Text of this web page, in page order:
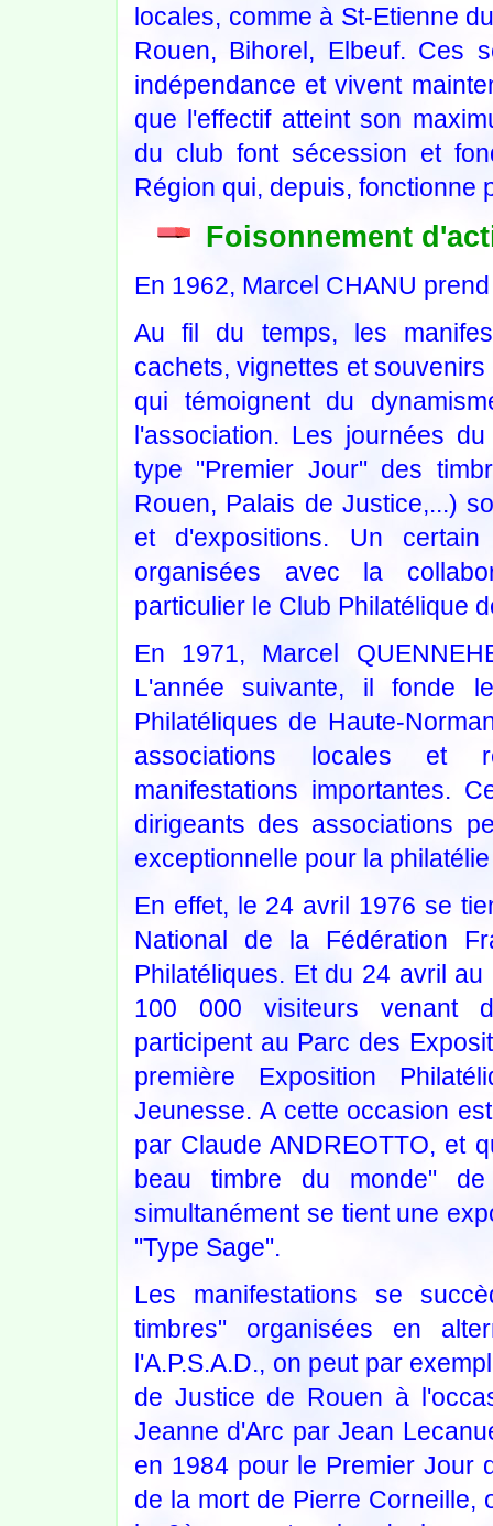
locales, comme à St-Etienne
Rouen, Bihorel, Elbeuf. Ces
indépendance et vivent
que l'effectif atteint son
du club font sécession et
Région qui, depuis, fonctionne
Foisonnement
En 1962, Marcel CHANU
Au fil du temps, les
cachets, vignettes et
qui témoignent du
l'association. Les journées
type "Premier Jour" des
Rouen, Palais de Justice,...)
et d'expositions. Un
organisées avec la
particulier le Club Philatélique
En 1971, Marcel
L'année suivante, il fonde
Philatéliques de Haute-
associations locales et
manifestations importantes.
dirigeants des associations
exceptionnelle pour la
En effet, le 24 avril 1976 se
National de la Fédération
Philatéliques. Et du 24 avril
100 000 visiteurs venant
participent au Parc des
première Exposition
Jeunesse. A cette occasion
par Claude ANDREOTTO, et
beau timbre du monde"
simultanément se tient une
"Type Sage".
Les manifestations se
timbres" organisées en
l'A.P.S.A.D., on peut par
de Justice de Rouen à
Jeanne d'Arc par Jean
en 1984 pour le Premier Jour
de la mort de Pierre Corneille,